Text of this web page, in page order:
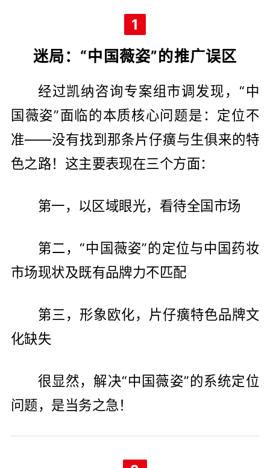
1
迷局：“中国薇姿”的推广误区
经过凯纳咨询专案组市调发现，“中
国薇姿”面临的本质核心问题是：定位不
准——没有找到那条片仔癀与生俱来的特
色之路！这主要表现在三个方面：
第一，以区域眼光，看待全国市场
第二，“中国薇姿”的定位与中国药妆
市场现状及既有品牌力不匹配
第三，形象欧化，片仔癀特色品牌文
化缺失
很显然，解决“中国薇姿”的系统定位
问题，是当务之急！